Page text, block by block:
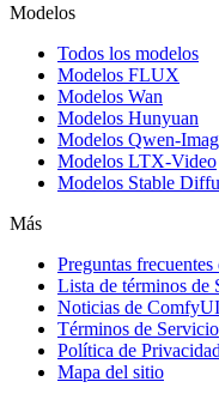
Modelos
Todos los modelos
Modelos FLUX
Modelos Wan
Modelos Hunyuan
Modelos Qwen-
Modelos LTX-Video
Modelos Stable
Más
Preguntas
Lista de términos de
Noticias de ComfyUI
Términos de Servicio
Política de Privacidad
Mapa del sitio